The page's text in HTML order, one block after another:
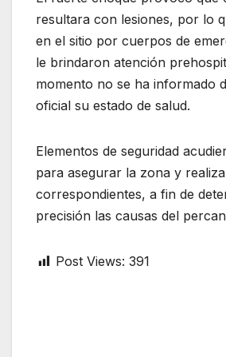
resultara con lesiones, por lo
en el sitio por cuerpos de
le brindaron atención
momento no se ha informado
oficial su estado de salud.
Elementos de seguridad
para asegurar la zona y
correspondientes, a fin de
precisión las causas del
Post Views: 391